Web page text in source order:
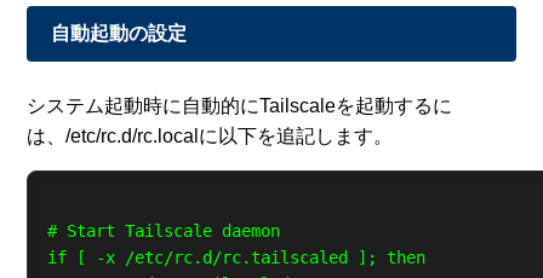
自動起動の設定
システム起動時に自動的にTailscaleを起動するに
は、/etc/rc.d/rc.localに以下を追記します。
# Start Tailscale daemon
if [ -x /etc/rc.d/rc.tailscaled ]; then